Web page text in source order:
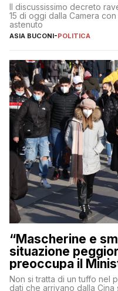
Il discussissimo decreto
15 di oggi dalla Camera
astenuto
ASIA BUCONI-POLITICA
“Mascherine e
situazione
preoccupa il
Non si tratta di un tuffo nel
dati che arrivano dalla